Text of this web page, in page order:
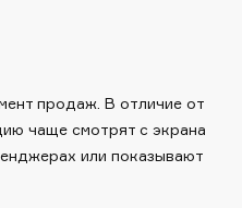
продаж. В отличие от
чаще смотрят с экрана
или показывают